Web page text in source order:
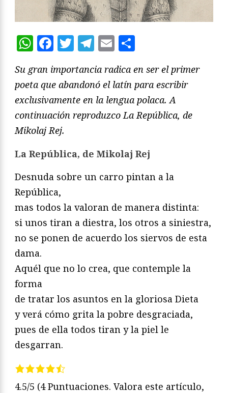
WhatsApp
Facebook
Twitter
Telegram
Email
Su gran importancia radica en ser el primer
poeta que abandonó el latín para escribir
exclusivamente en la lengua polaca. A
continuación reproduzco La República, de
Mikolaj Rej.
La República, de Mikolaj Rej
Desnuda sobre un carro pintan a la
República,
mas todos la valoran de manera distinta:
si unos tiran a diestra, los otros a siniestra,
no se ponen de acuerdo los siervos de esta
dama.
Aquél que no lo crea, que contemple la
forma
de tratar los asuntos en la gloriosa Dieta
y verá cómo grita la pobre desgraciada,
pues de ella todos tiran y la piel le
desgarran.
4.5/5 (4 Puntuaciones. Valora este artículo,